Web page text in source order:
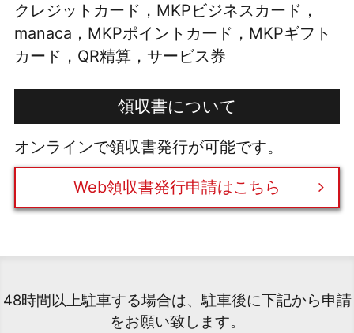
クレジットカード，MKPビジネスカード，
manaca，MKPポイントカード，MKPギフト
カード，QR精算，サービス券
領収書について
オンラインで領収書発行が可能です。
Web領収書発行申請はこちら
48時間以上駐車する場合は、駐車後に下記から申請
をお願い致します。